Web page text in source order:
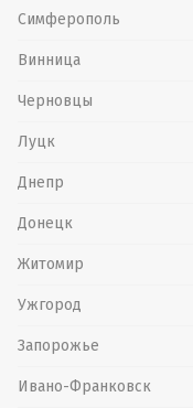
Симферополь
Винница
Черновцы
Луцк
Днепр
Донецк
Житомир
Ужгород
Запорожье
Ивано-Франковск